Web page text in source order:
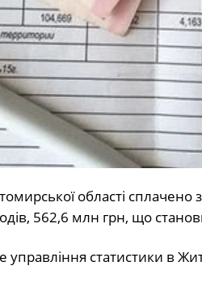
області
562,6 млн грн, що
статистики в